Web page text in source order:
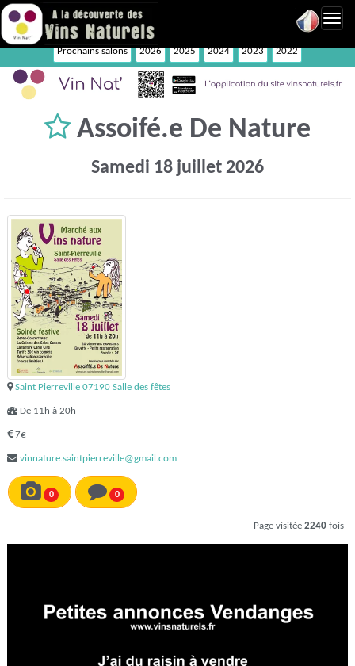
Prochains salons 2026 2025 2024 2023 2022
Assoifé.e De Nature
Samedi 18 juillet 2026
Saint Pierreville 07190 Salle des fêtes
De 11h à 20h
7€
vinnature.saintpierreville@gmail.com
0 0
Page visitée 2240 fois